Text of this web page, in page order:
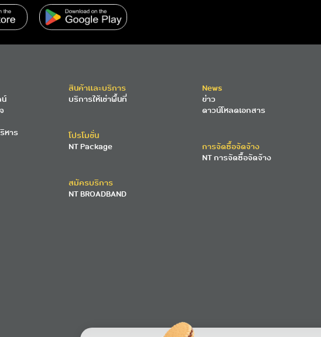
หาร
สินค้าและบริการ
บริการให้เช่าพื้นที่
โปรโมชั่น
NT Package
สมัครบริการ
NT BROADBAND
News
ข่าว
ดาวน์โหลดเอกสาร
การจัดซื้อจัดจ้าง
NT การจัดซื้อจัดจ้าง